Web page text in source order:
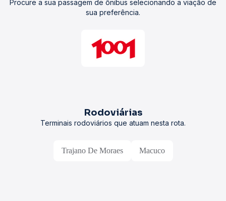
Procure a sua passagem de ônibus selecionando a viação de
sua preferência.
Rodoviárias
Terminais rodoviários que atuam nesta rota.
Trajano De Moraes Macuco